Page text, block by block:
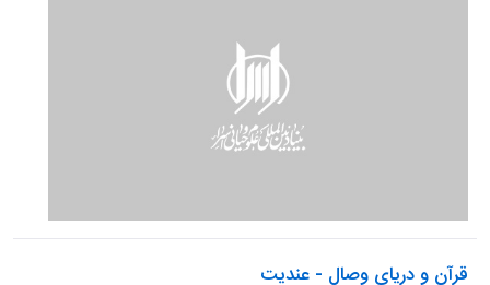
قرآن و دریای وصال - عندیت